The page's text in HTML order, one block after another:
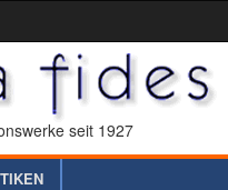
seit 1927